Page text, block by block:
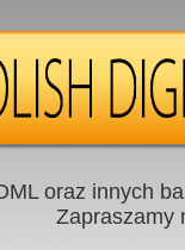
oraz innych
Zapraszamy